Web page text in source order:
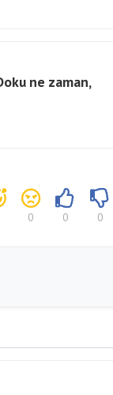
ne zaman,
0 0 0